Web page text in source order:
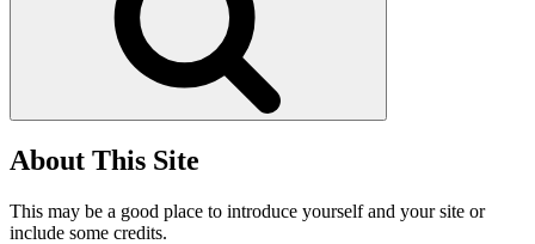
About This Site
This may be a good place to introduce yourself and your site or
include some credits.